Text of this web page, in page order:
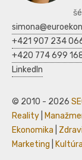
+421 907 234
+420 774 699
LinkedIn
© 2010 - 2026
Reality
Ekonomika
Marketing
Kultúra